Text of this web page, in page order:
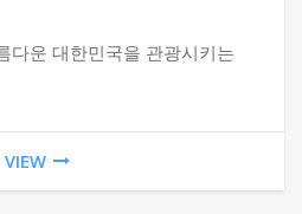
다운 대한민국을 관광시키는
VIEW